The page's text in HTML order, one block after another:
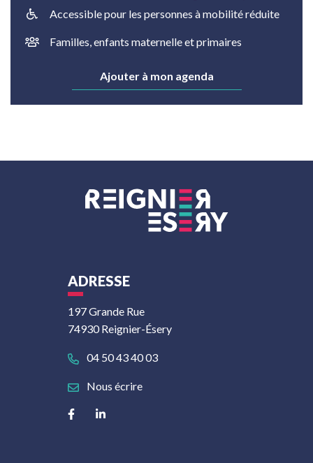
Accessible pour les personnes à mobilité réduite
Familles, enfants maternelle et primaires
Ajouter à mon agenda
ADRESSE
197 Grande Rue
74930 Reignier-Ésery
04 50 43 40 03
Nous écrire
Lien vers le compte Facebook
Lien vers le compte Linkedin